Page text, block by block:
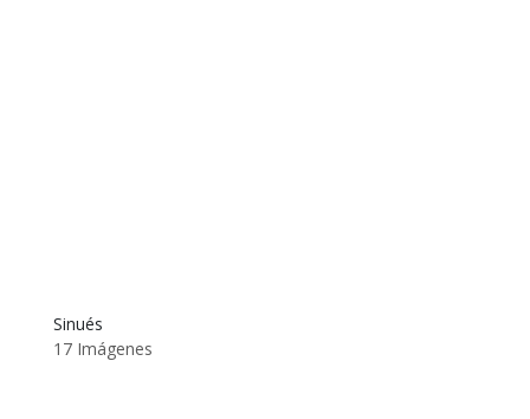
Sinués
17 Imágenes